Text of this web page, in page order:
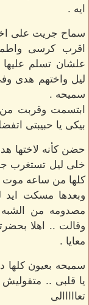
ايه .
سماح جريت على
اقرب كرسى
علشان تسلم عليها
ليل واختهم هدى
سميحه .
ابتسمت وقربت من
بيكى يا حبيبتى
حضن كأنه لاختها
خلى ليل تستغرب
كلها من ساعه موت
وبعدها مسكت
مصدومه من
وقالت .. اهلا
معايا .
سميحه بعيون كلها
يا قلبى ..
تعااااالى